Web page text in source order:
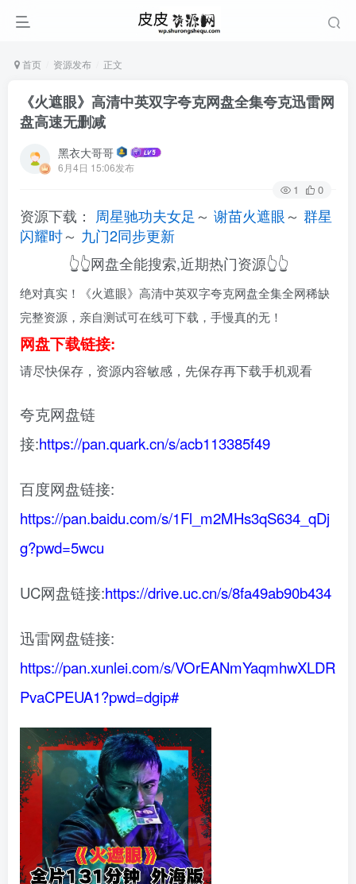
首页 资源发布 正文
《火遮眼》高清中英双字夸克网盘全集夸克迅雷网
盘高速无删减
黑衣大哥哥
6月4日 15:06发布
1 0
资源下载： 周星驰功夫女足 ～ 谢苗火遮眼～ 群星
闪耀时～ 九门2同步更新
👆👆网盘全能搜索,近期热门资源👆👆
绝对真实！《火遮眼》高清中英双字夸克网盘全集全网稀缺
完整资源，亲自测试可在线可下载，手慢真的无！
网盘下载链接:
请尽快保存，资源内容敏感，先保存再下载手机观看
夸克网盘链
接:https://pan.quark.cn/s/acb113385f49
百度网盘链接:
https://pan.baidu.com/s/1Fl_m2MHs3qS634_qDj
g?pwd=5wcu
UC网盘链接:https://drive.uc.cn/s/8fa49ab90b434
迅雷网盘链接:
https://pan.xunlei.com/s/VOrEANmYaqmhwXLDR
PvaCPEUA1?pwd=dgip#